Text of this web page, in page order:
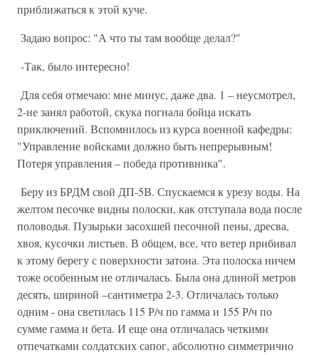
приближаться к этой куче.
Задаю вопрос: "А что ты там вообще делал?"
-Так, было интересно!
Для себя отмечаю: мне минус, даже два. 1 – неусмотрел,
2-не занял работой, скука погнала бойца искать
приключений. Вспомнилось из курса военной кафедры:
"Управление войсками должно быть непрерывным!
Потеря управления – победа противника".
Беру из БРДМ свой ДП-5В. Спускаемся к урезу воды. На
желтом песочке видны полоски, как отступала вода после
половодья. Пузырьки засохшей песочной пены, дресва,
хвоя, кусочки листьев. В общем, все, что ветер прибивал
к этому берегу с поверхности затона. Эта полоска ничем
тоже особенным не отличалась. Была она длиной метров
десять, шириной –сантиметра 2-3. Отличалась только
одним - она светилась 115 Р/ч по гамма и 155 Р/ч по
сумме гамма и бета. И еще она отличалась четкими
отпечатками солдатских сапог, абсолютно симметрично